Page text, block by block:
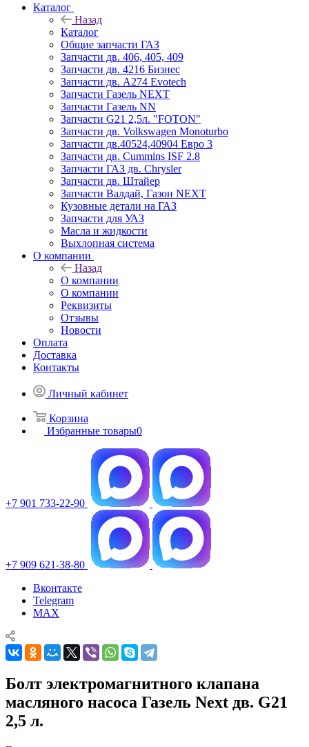
Каталог
Назад
Каталог
Общие запчасти ГАЗ
Запчасти дв. 406, 405, 409
Запчасти дв. 4216 Бизнес
Запчасти дв. A274 Evotech
Запчасти Газель NEXT
Запчасти Газель NN
Запчасти G21 2,5л. "FOTON"
Запчасти дв. Volkswagen Monoturbo
Запчасти дв.40524,40904 Евро 3
Запчасти дв. Cummins ISF 2.8
Запчасти ГАЗ дв. Chrysler
Запчасти дв. Штайер
Запчасти Валдай, Газон NEXT
Кузовные детали на ГАЗ
Запчасти для УАЗ
Масла и жидкости
Выхлопная система
О компании
Назад
О компании
О компании
Реквизиты
Отзывы
Новости
Оплата
Доставка
Контакты
Личный кабинет
Корзина
Избранные товары0
+7 901 733-22-90
+7 909 621-38-80
Вконтакте
Telegram
MAX
Болт электромагнитного клапана
масляного насоса Газель Next дв. G21
2,5 л.